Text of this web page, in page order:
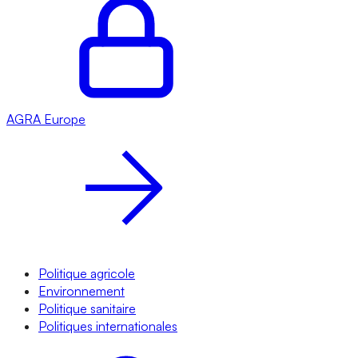
AGRA Europe
Politique agricole
Environnement
Politique sanitaire
Politiques internationales